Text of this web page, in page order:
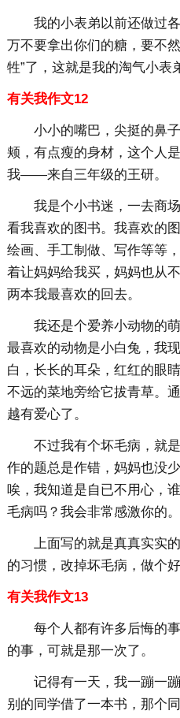
我的小表弟以前还做过
万不要拿出你们的糖，要不
牲”了，这就是我的淘气小表
有关我作文12
小小的嘴巴，尖挺的鼻
颊，有点瘦的身材，这个人
我——来自三年级的王研。
我是个小书迷，一去商
看我喜欢的图书。我喜欢的
绘画、手工制做、写作等等
着让妈妈给我买，妈妈也从
两本我最喜欢的回去。
我还是个爱养小动物的
最喜欢的动物是小白兔，我
白，长长的耳朵，红红的眼
不远的菜地旁给它拔青草。
越有爱心了。
不过我有个坏毛病，就
作的题总是作错，妈妈也没
唉，我知道是自已不用心，
毛病吗？我会非常感激你的。
上面写的就是真真实实
的习惯，改掉坏毛病，做个好
有关我作文13
每个人都有许多后悔的
的事，可就是那一次了。
记得有一天，我一蹦一
别的同学借了一本书，那个